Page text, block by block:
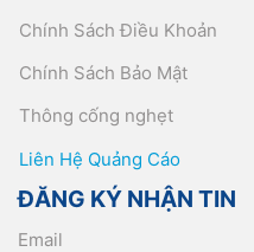
Chính Sách Điều Khoản
Chính Sách Bảo Mật
Thông cống nghẹt
Liên Hệ Quảng Cáo
ĐĂNG KÝ NHẬN TIN
Email